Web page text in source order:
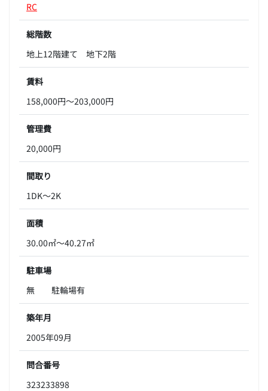
RC
総階数
地上12階建て 地下2階
賃料
158,000円～203,000円
管理費
20,000円
間取り
1DK～2K
面積
30.00㎡～40.27㎡
駐車場
無 駐輪場有
築年月
2005年09月
問合番号
323233898